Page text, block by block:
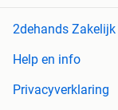
2dehands Zakelijk
Help en info
Privacyverklaring